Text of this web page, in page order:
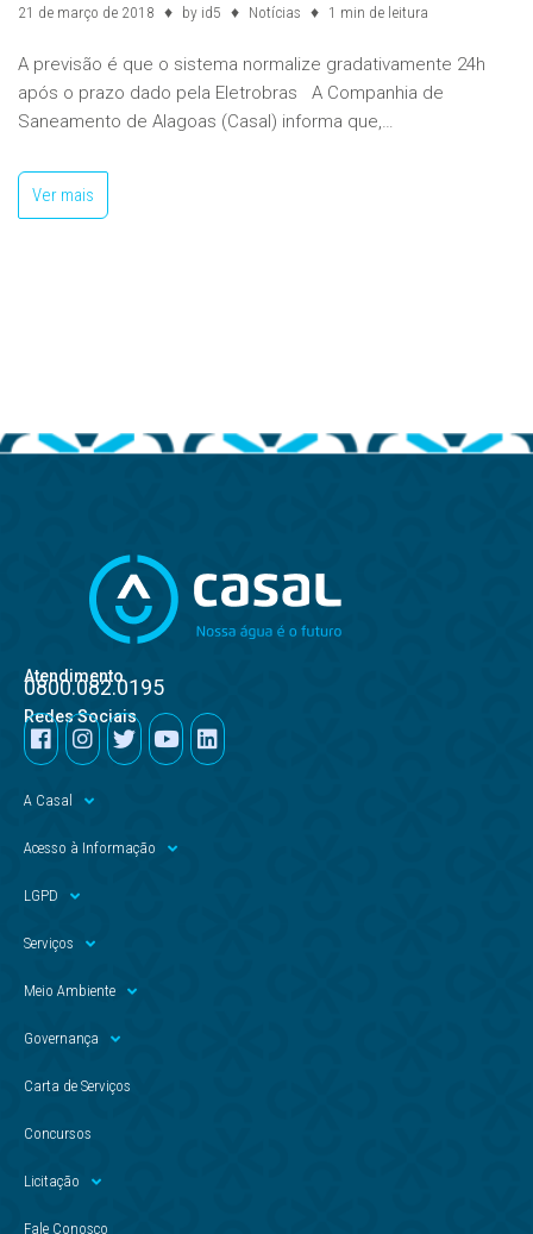
21 de março de 2018 by id5 Notícias 1 min de leitura
A previsão é que o sistema normalize gradativamente 24h
após o prazo dado pela Eletrobras A Companhia de
Saneamento de Alagoas (Casal) informa que,…
Ver mais
Atendimento
0800.082.0195
Redes Sociais
A Casal
Acesso à Informação
LGPD
Serviços
Meio Ambiente
Governança
Carta de Serviços
Concursos
Licitação
Fale Conosco